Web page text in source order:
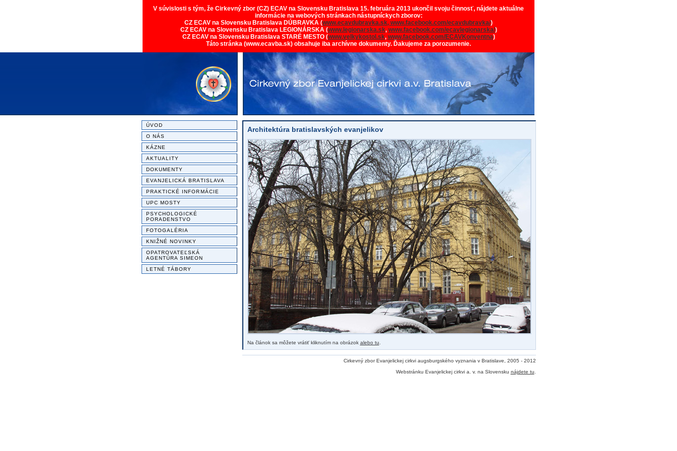
V súvislosti s tým, že Cirkevný zbor (CZ) ECAV na Slovensku Bratislava 15. februára 2013 ukončil svoju činnosť, nájdete aktuálne
informácie na webových stránkach nástupníckych zborov:
CZ ECAV na Slovensku Bratislava DÚBRAVKA (www.ecavdubravka.sk, www.facebook.com/ecavdubravka/)
CZ ECAV na Slovensku Bratislava LEGIONÁRSKA (www.legionarska.sk, www.facebook.com/ecavlegionarska/)
CZ ECAV na Slovensku Bratislava STARÉ MESTO (www.velkykostol.sk, www.facebook.com/ECAVKonventna)
Táto stránka (www.ecavba.sk) obsahuje iba archívne dokumenty. Ďakujeme za porozumenie.
ÚVOD
O NÁS
KÁZNE
AKTUALITY
DOKUMENTY
EVANJELICKÁ BRATISLAVA
PRAKTICKÉ INFORMÁCIE
UPC MOSTY
PSYCHOLOGICKÉ
PORADENSTVO
FOTOGALÉRIA
KNIŽNÉ NOVINKY
OPATROVATEĽSKÁ
AGENTÚRA SIMEON
LETNÉ TÁBORY
Architektúra bratislavských evanjelikov
Na článok sa môžete vrátiť kliknutím na obrázok alebo tu
Cirkevný zbor Evanjelickej cirkvi augsburgského vyznania v Bratislave, 2005 - 2012
Webstránku Evanjelickej cirkvi a. v. na Slovensku nájdete tu